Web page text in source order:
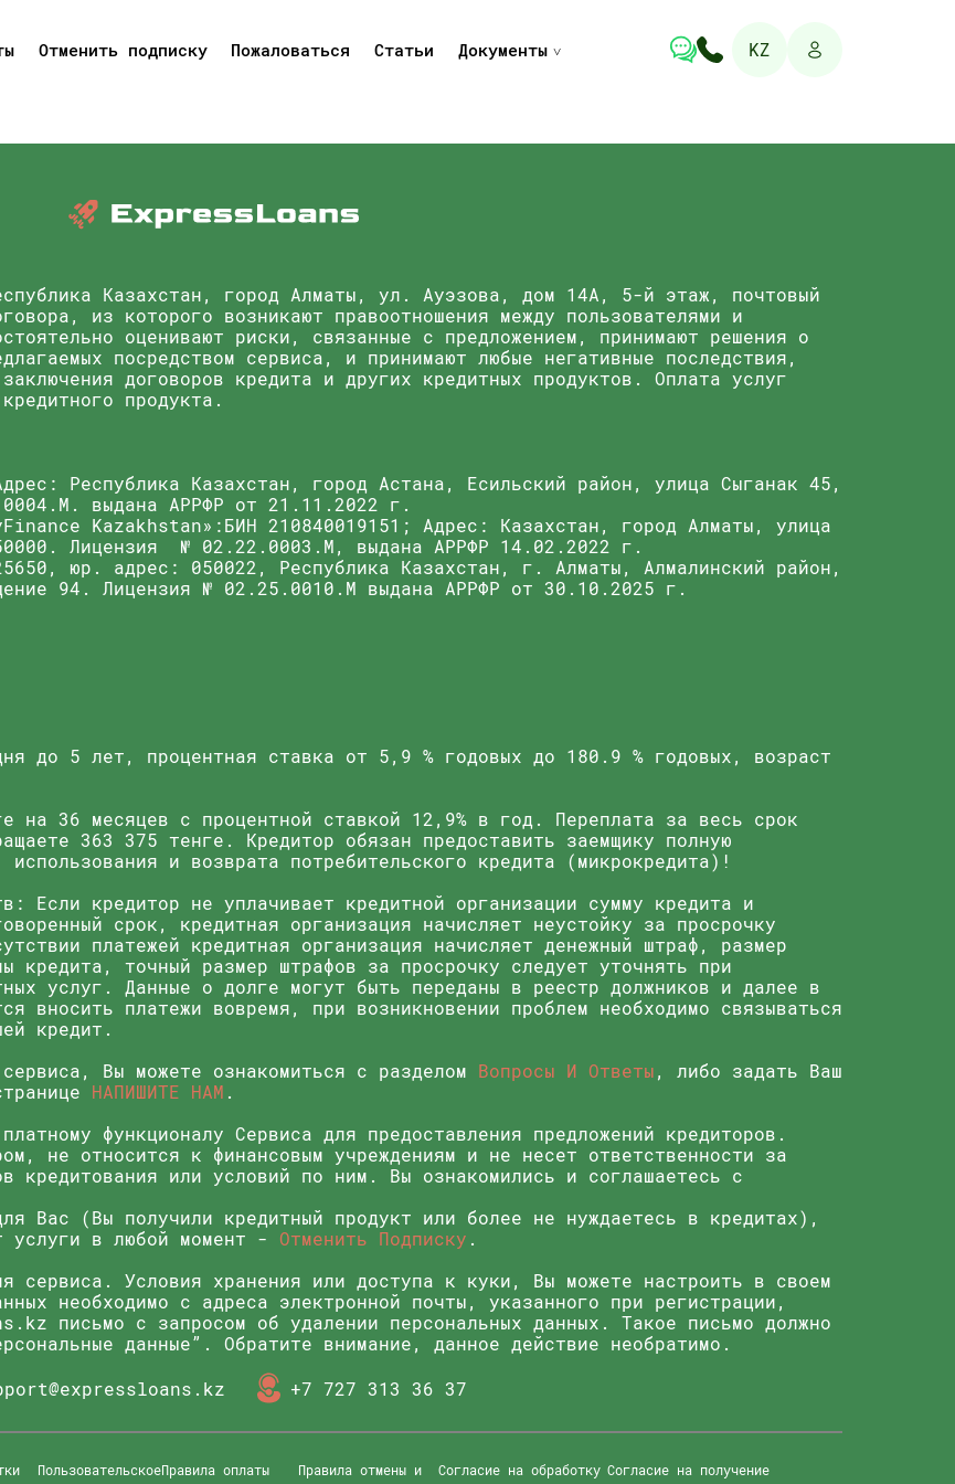
Отменить подписку Пожаловаться Статьи Документы KZ
Казахстан, город Алматы, ул. Ауэзова, дом 14А, 5-й этаж, почтовый
из которого возникают правоотношения между пользователями и
оценивают риски, связанные с предложением, принимают решения о
посредством сервиса, и принимают любые негативные последствия,
договоров кредита и других кредитных продуктов. Оплата услуг
продукта.
Республика Казахстан, город Астана, Есильский район, улица Сыганак 45,
выдана АРРФР от 21.11.2022 г.
Kazakhstan»:БИН 210840019151; Адрес: Казахстан, город Алматы, улица
Лицензия № 02.22.0003.М, выдана АРРФР 14.02.2022 г.
юр. адрес: 050022, Республика Казахстан, г. Алматы, Алмалинский район,
94. Лицензия № 02.25.0010.M выдана АРРФР от 30.10.2025 г.
до 5 лет, процентная ставка от 5,9 % годовых до 180.9 % годовых, возраст
на 36 месяцев с процентной ставкой 12,9% в год. Переплата за весь срок
363 375 тенге. Кредитор обязан предоставить заемщику полную
и возврата потребительского кредита (микрокредита)!
Если кредитор не уплачивает кредитной организации сумму кредита и
срок, кредитная организация начисляет неустойку за просрочку
платежей кредитная организация начисляет денежный штраф, размер
кредита, точный размер штрафов за просрочку следует уточнять при
услуг. Данные о долге могут быть переданы в реестр должников и далее в
вносить платежи вовремя, при возникновении проблем необходимо связываться
кредит.
Вы можете ознакомиться с разделом Вопросы И Ответы, либо задать Ваш
НАПИШИТЕ НАМ .
функционалу Сервиса для предоставления предложений кредиторов.
не относится к финансовым учреждениям и не несет ответственности за
кредитования или условий по ним. Вы ознакомились и соглашаетесь с
Вас (Вы получили кредитный продукт или более не нуждаетесь в кредитах),
услуги в любой момент - Отменить Подписку .
сервиса. Условия хранения или доступа к куки, Вы можете настроить в своем
необходимо с адреса электронной почты, указанного при регистрации,
письмо с запросом об удалении персональных данных. Такое письмо должно
данные”. Обратите внимание, данное действие необратимо.
+7 727 313 36 37
ПользовательскоеПравила оплаты
Правила отмены и
Согласие на обработку Согласие на получение